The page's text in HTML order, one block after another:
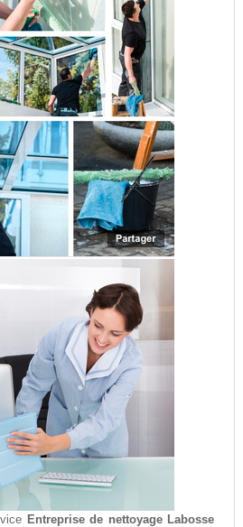
Entreprise de nettoyage Labosse